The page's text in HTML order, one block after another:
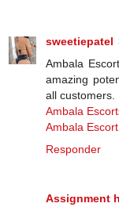
sweetiepatel
Ambala
amazing
all customers.
Ambala
Ambala
Responder
Assignment